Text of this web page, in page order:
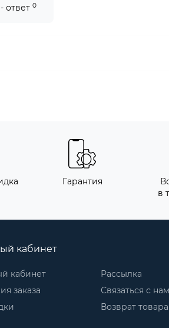
ответ 0
Гарантия
в
кабинет
кабинет
заказа
Рассылка
Связаться с
Возврат товара